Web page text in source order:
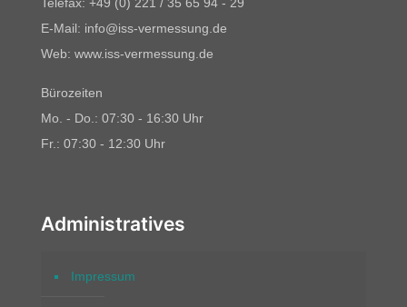
E-Mail: info@iss-vermessung.de
Web: www.iss-vermessung.de
Bürozeiten
Mo. - Do.: 07:30 - 16:30 Uhr
Fr.: 07:30 - 12:30 Uhr
Administratives
Impressum